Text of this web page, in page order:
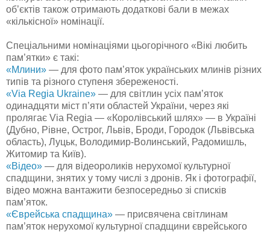
об’єктів також отримають додаткові бали в межах
«кількісної» номінації.
Спеціальними номінаціями цьогорічного «Вікі любить
пам’ятки» є такі:
«Млини» — для фото пам’яток українських млинів різних
типів та різного ступеня збереженості.
«Via Regia Ukraine» — для світлин усіх пам’яток
одинадцяти міст п’яти областей України, через які
пролягає Via Regia — «Королівський шлях» — в Україні
(Дубно, Рівне, Острог, Львів, Броди, Городок (Львівська
область), Луцьк, Володимир-Волинський, Радомишль,
Житомир та Київ).
«Відео» — для відеороликів нерухомої культурної
спадщини, знятих у тому числі з дронів. Як і фотографії,
відео можна вантажити безпосередньо зі списків
пам’яток.
«Єврейська спадщина» — присвячена світлинам
пам’яток нерухомої культурної спадщини єврейського